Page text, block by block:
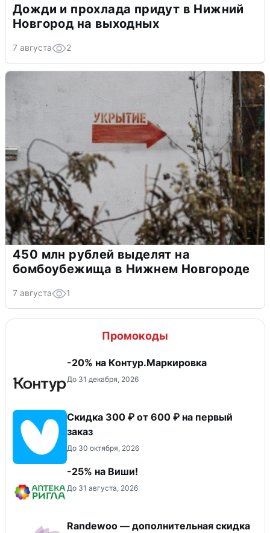
Дожди и прохлада придут в Нижний
Новгород на выходных
7 августа 2
450 млн рублей выделят на
бомбоубежища в Нижнем Новгороде
7 августа 1
Промокоды
-20% на Контур.Маркировка
До 31 декабря, 2026
Скидка 300 ₽ от 600 ₽ на первый
заказ
До 30 октября, 2026
-25% на Виши!
До 31 августа, 2026
Randewoo — дополнительная скидка